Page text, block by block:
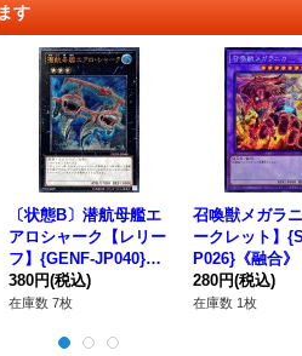
す
〔状態B〕潜航母艦エ
アロシャーク【レリー
フ】{GENF-JP040}
《エクシーズ》
380円(税込)
在庫数 7枚
召喚獣メガラ
ークレット】
P026}《融合》
280円(税込)
在庫数 1枚